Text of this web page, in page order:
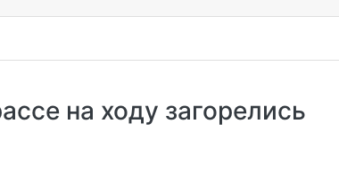
на ходу загорелись